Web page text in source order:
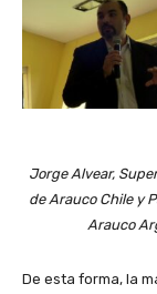
Jorge Alvear,
de Arauco Chile y
Arauco
De esta forma, la